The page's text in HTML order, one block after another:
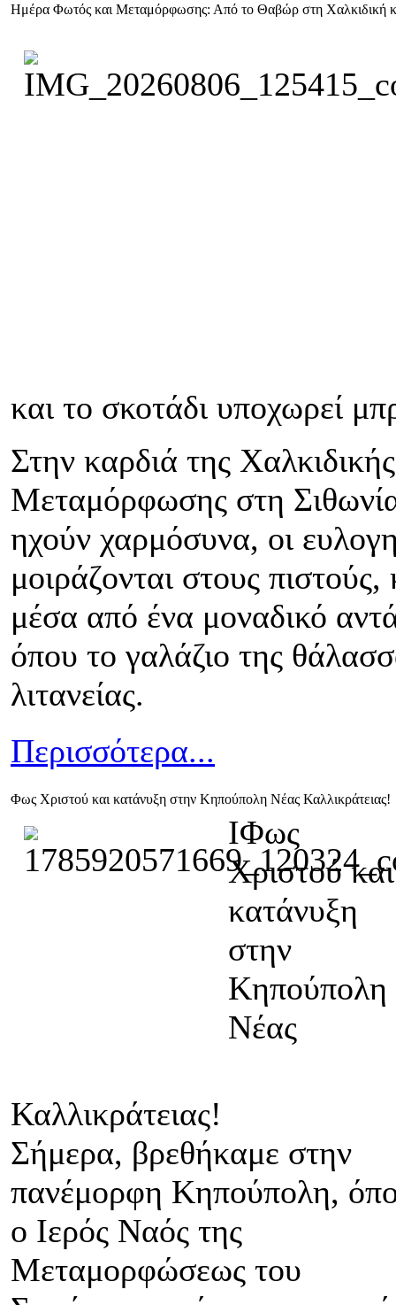
Ημέρα Φωτός και Μεταμόρφωσης: Από το Θαβώρ στη Χαλκιδική
και το σκοτάδι υποχωρεί
Στην καρδιά της
Μεταμόρφωσης στη
ηχούν χαρμόσυνα, οι
μοιράζονται στους
μέσα από ένα μοναδικό
όπου το γαλάζιο της
λιτανείας.
Περισσότερα...
Φως Χριστού και κατάνυξη στην Κηπούπολη Νέας Καλλικράτειας!
IΦως
Χριστού και
κατάνυξη
στην
Κηπούπολη
Νέας
Καλλικράτειας!
Σήμερα, βρεθήκαμε στην
πανέμορφη Κηπούπολη,
ο Ιερός Ναός της
Μεταμορφώσεως του